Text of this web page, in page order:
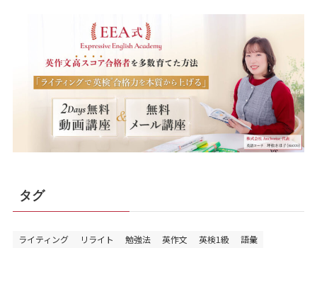
タグ
ライティング リライト 勉強法 英作文 英検1級 語彙